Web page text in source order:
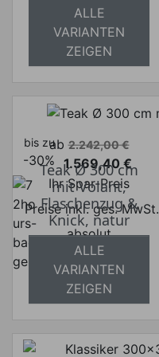
versandkostenfrei
ALLE
VARIANTEN
ZEIGEN
Verkaufspreis
ab 2.242,00 €
Preis
1.569,40 €
Ihr Spar-Preis
Preise inkl. ges. MwSt.
absolut
versandkostenfrei
bis zu
-30%
Teak Ø 300 cm
mit Volant,
Flaschenzug &
Knick, natur
ALLE
VARIANTEN
ZEIGEN